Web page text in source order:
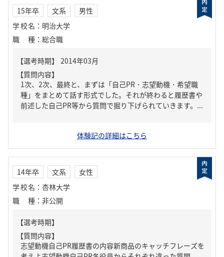
15年卒 文系
男性
学校名 ： 明治大学
職種 ： 総合職
【質問内容】
1次、2次、最終と、まずは「自己PR・志望動機・希望職
種」をまとめて話す形式でした。それが終わると履歴書や
前述した自己PR等から質問で掘り下げられていきます。...
体験記の詳細はこちら
14年卒 文系
女性
学校名 ： 杏林大学
職種 ： 非公開
【質問内容】
志望動機自己PR履歴書の内容新商品のキャッチフレーズを